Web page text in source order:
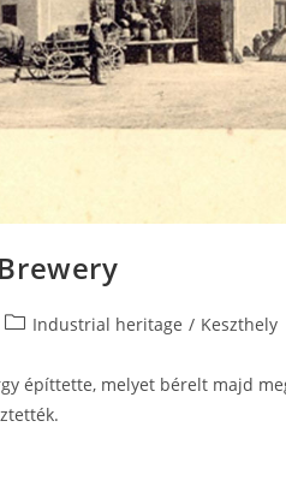
Industrial heritage / Keszthely
építtette, melyet bérelt majd